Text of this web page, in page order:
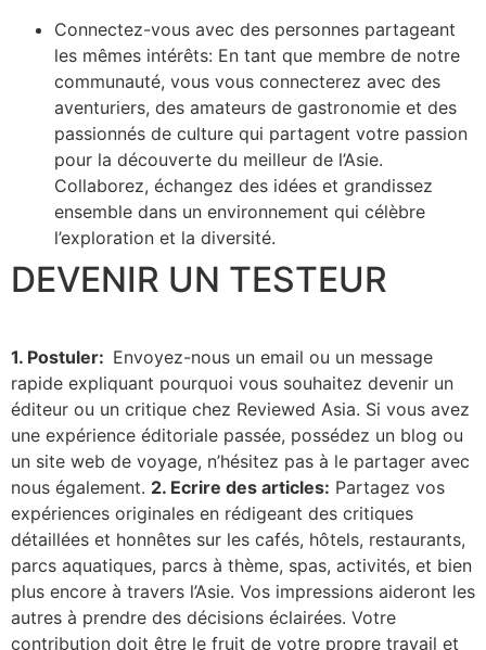
Connectez-vous avec des personnes partageant
les mêmes intérêts: En tant que membre de notre
communauté, vous vous connecterez avec des
aventuriers, des amateurs de gastronomie et des
passionnés de culture qui partagent votre passion
pour la découverte du meilleur de l’Asie.
Collaborez, échangez des idées et grandissez
ensemble dans un environnement qui célèbre
l’exploration et la diversité.
DEVENIR UN TESTEUR
1. Postuler: Envoyez-nous un email ou un message
rapide expliquant pourquoi vous souhaitez devenir un
éditeur ou un critique chez Reviewed Asia. Si vous avez
une expérience éditoriale passée, possédez un blog ou
un site web de voyage, n’hésitez pas à le partager avec
nous également. 2. Ecrire des articles: Partagez vos
expériences originales en rédigeant des critiques
détaillées et honnêtes sur les cafés, hôtels, restaurants,
parcs aquatiques, parcs à thème, spas, activités, et bien
plus encore à travers l’Asie. Vos impressions aideront les
autres à prendre des décisions éclairées. Votre
contribution doit être le fruit de votre propre travail et